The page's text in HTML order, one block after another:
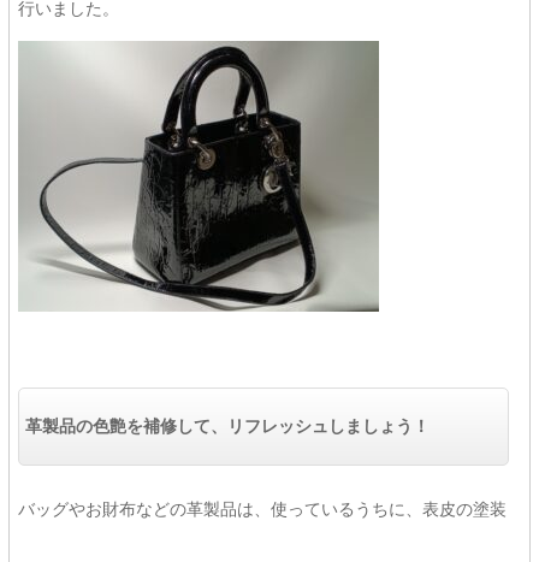
行いました。
革製品の色艶を補修して、リフレッシュしましょう！
バッグやお財布などの革製品は、使っているうちに、表皮の塗装